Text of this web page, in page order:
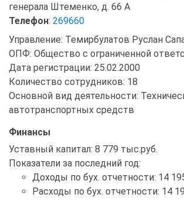
генерала Штеменко, д. 66 А
Телефон: 269660
Управление: Темирбулатов Руслан
ОПФ: Общество с ограниченной
Дата регистрации: 25.02.2000
Количество сотрудников: 18
Основной вид деятельности:
автотранспортных средств
Финансы
Уставный капитал: 8 779 тыс.руб.
Показатели за последний год:
Доходы по бух. отчетности: 14
Расходы по бух. отчетности: 14